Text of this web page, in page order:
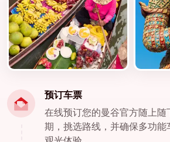
预订车票
在线预订您的曼谷官方随上随
期，挑选路线，并确保多功能